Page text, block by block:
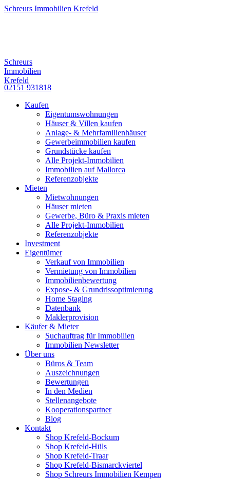
Schreurs Immobilien Krefeld
Schreurs
Immobilien
Krefeld
02151 931818
Kaufen
Eigentumswohnungen
Häuser & Villen kaufen
Anlage- & Mehrfamilienhäuser
Gewerbeimmobilien kaufen
Grundstücke kaufen
Alle Projekt-Immobilien
Immobilien auf Mallorca
Referenzobjekte
Mieten
Mietwohnungen
Häuser mieten
Gewerbe, Büro & Praxis mieten
Alle Projekt-Immobilien
Referenzobjekte
Investment
Eigentümer
Verkauf von Immobilien
Vermietung von Immobilien
Immobilienbewertung
Expose- & Grundrissoptimierung
Home Staging
Datenbank
Maklerprovision
Käufer & Mieter
Suchauftrag für Immobilien
Immobilien Newsletter
Über uns
Büros & Team
Auszeichnungen
Bewertungen
In den Medien
Stellenangebote
Kooperationspartner
Blog
Kontakt
Shop Krefeld-Bockum
Shop Krefeld-Hüls
Shop Krefeld-Traar
Shop Krefeld-Bismarckviertel
Shop Schreurs Immobilien Kempen